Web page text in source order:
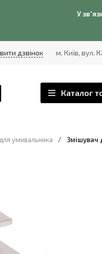
У
дзвінок м. Київ, вул.
Каталог
умивальника / Змішувач